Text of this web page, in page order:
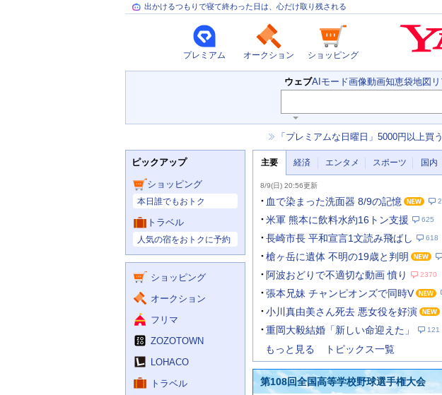
出かけるつもりで寝て終わった日は、心だけ取り残される
プレミアム オークション ショッピング
検
索
ウェブAIモード画像動画知恵袋地図
ワ
ー
力
補
助
を
開
く
ら
せ
「プレミアムな日曜日」5000円以上買
ピックアップ
ショッピング
本日誰でもおトク
トラベル
人気の宿をおトクに予約
主
サ
ビ
ショッピング
オークション
フリマ
ZOZOTOWN
LOHACO
トラベル
ュ
ス
主要 経済 エンタメ スポーツ 国内
要
ニ
ー
8/9(日) 20:56更新
血で染まった洗面器 8/9の記憶
米軍 熊本に飲料水約16トン支援 625
長崎市長 平和宣言1文読み飛ばし 618
槍ヶ岳に遺体 不明の19歳と判明
阿波おどりで不適切な動画 憤り 2370
張本兄妹 チャンピオンズで同時V
小川真由美さん死去 悪女役を好演
重岡大毅結婚「新しい命迎えた」 121
もっと見る トピックス一覧
第108回全国高等学校野球選手権大会